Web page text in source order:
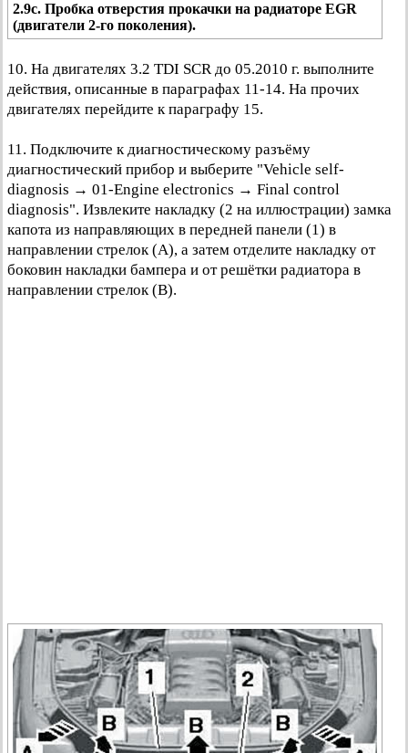
2.9с. Пробка отверстия прокачки на радиаторе EGR
(двигатели 2-го поколения).
10. На двигателях 3.2 TDI SCR до 05.2010 г. выполните
действия, описанные в параграфах 11-14. На прочих
двигателях перейдите к параграфу 15.
11. Подключите к диагностическому разъёму
диагностический прибор и выберите "Vehicle self-
diagnosis → 01-Engine electronics → Final control
diagnosis". Извлеките накладку (2 на иллюстрации) замка
капота из направляющих в передней панели (1) в
направлении стрелок (А), а затем отделите накладку от
боковин накладки бампера и от решётки радиатора в
направлении стрелок (В).